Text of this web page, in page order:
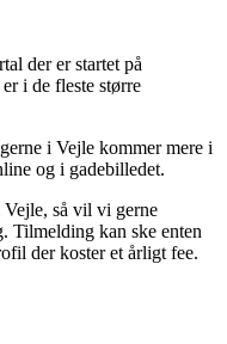
der er startet på
i de fleste større
i Vejle kommer mere i
og i gadebilledet.
så vil vi gerne
Tilmelding kan ske enten
der koster et årligt fee.